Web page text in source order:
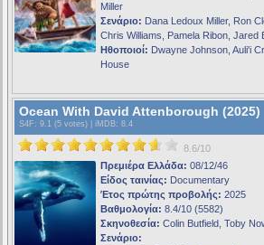
Miller
Σενάριο: Dana Ledoux Miller, Ron
Chris Williams, Pamela Ribon, Jared
Ηθοποιοί: Dwayne Johnson, Auli'i
House
Ocean With David Attenborough (2025)
S4F : 9.1 (5 votes) | iMDB: 8.4
8.6/10
Πρεμιέρα Ελλάδα: 08/12/46
Είδος ταινίας: Documentary
Έτος πρώτης προβολής: 2025
Βαθμολογία: 8.4/10 (5582)
Σκηνοθεσία: Colin Butfield, Toby
Σενάριο: